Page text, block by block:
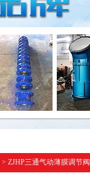
> ZJHP三通气动薄膜调节阀